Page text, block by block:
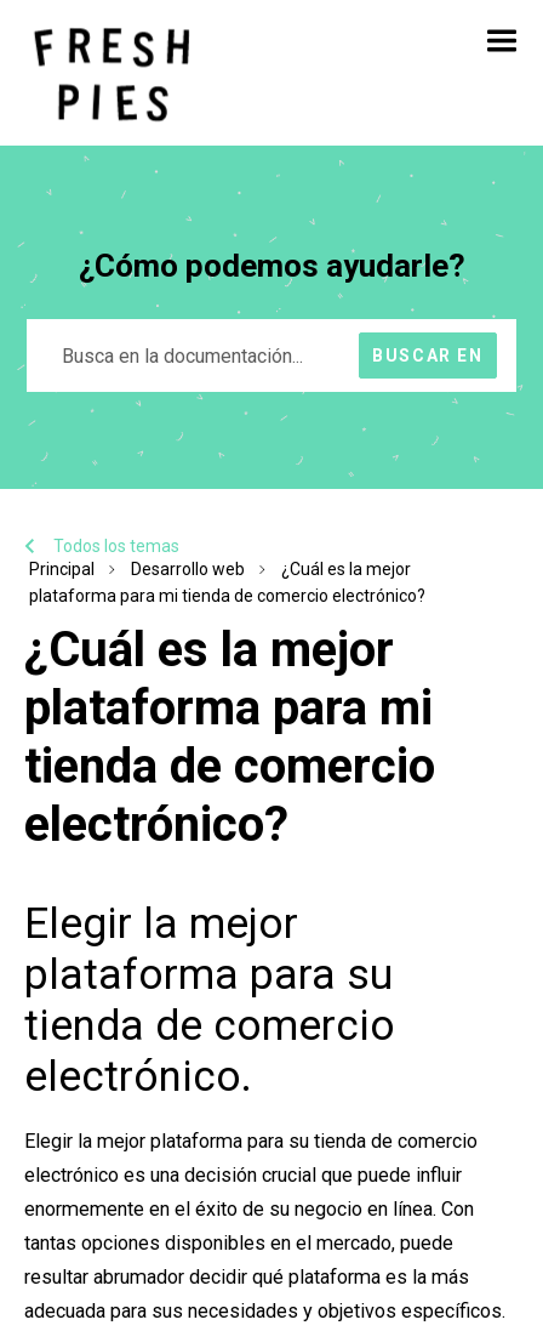
Inicio
Acerca de
Qué hacemos
Nuestro trabajo
¿Cómo podemos ayudarle?
BUSCAR EN
Todos los temas
Principal
Desarrollo web
¿Cuál es la mejor
plataforma para mi tienda de comercio electrónico?
¿Cuál es la mejor
plataforma para mi
tienda de comercio
electrónico?
Elegir la mejor
plataforma para su
tienda de comercio
electrónico.
Elegir la mejor plataforma para su tienda de comercio
electrónico es una decisión crucial que puede influir
enormemente en el éxito de su negocio en línea. Con
tantas opciones disponibles en el mercado, puede
resultar abrumador decidir qué plataforma es la más
adecuada para sus necesidades y objetivos específicos.